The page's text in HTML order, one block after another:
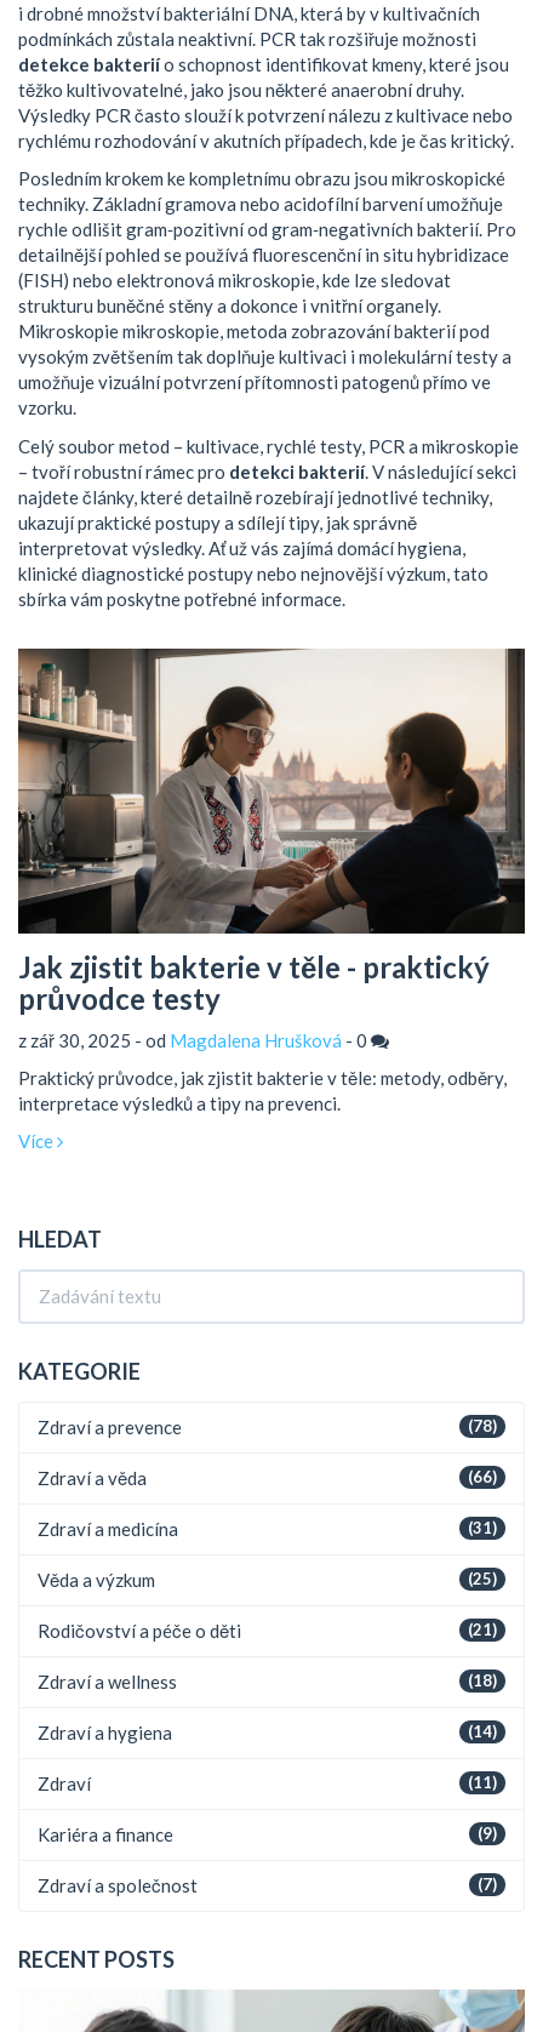
i drobné množství bakteriální DNA, která by v kultivačních
podmínkách zůstala neaktivní. PCR tak rozšiřuje možnosti
detekce bakteriío schopnost identifikovat kmeny, které jsou
těžko kultivovatelné, jako jsou některé anaerobní druhy.
Výsledky PCR často slouží k potvrzení nálezu z kultivace nebo
rychlému rozhodování v akutních případech, kde je čas kritický.
Posledním krokem ke kompletnímu obrazu jsou mikroskopické
techniky. Základní gramova nebo acidofílní barvení umožňuje
rychle odlišit gram‑pozitivní od gram‑negativních bakterií. Pro
detailnější pohled se používá fluorescenční in situ hybridizace
(FISH) nebo elektronová mikroskopie, kde lze sledovat
strukturu buněčné stěny a dokonce i vnitřní organely.
Mikroskopiemikroskopie,metoda zobrazování bakterií pod
vysokým zvětšením tak doplňuje kultivaci i molekulární testy a
umožňuje vizuální potvrzení přítomnosti patogenů přímo ve
vzorku.
Celý soubor metod – kultivace, rychlé testy, PCR a mikroskopie
– tvoří robustní rámec pro detekci bakterií. V následující sekci
najdete články, které detailně rozebírají jednotlivé techniky,
ukazují praktické postupy a sdílejí tipy, jak správně
interpretovat výsledky. Ať už vás zajímá domácí hygiena,
klinické diagnostické postupy nebo nejnovější výzkum, tato
sbírka vám poskytne potřebné informace.
Jak zjistit bakterie v těle - praktický
průvodce testy
z zář 30, 2025 - od Magdalena Hrušková - 0
Praktický průvodce, jak zjistit bakterie v těle: metody, odběry,
interpretace výsledků a tipy na prevenci.
Více
HLEDAT
KATEGORIE
(78)
Zdraví a prevence
(66)
Zdraví a věda
(31)
Zdraví a medicína
(25)
Věda a výzkum
(21)
Rodičovství a péče o děti
(18)
Zdraví a wellness
(14)
Zdraví a hygiena
(11)
Zdraví
(9)
Kariéra a finance
(7)
Zdraví a společnost
RECENT POSTS